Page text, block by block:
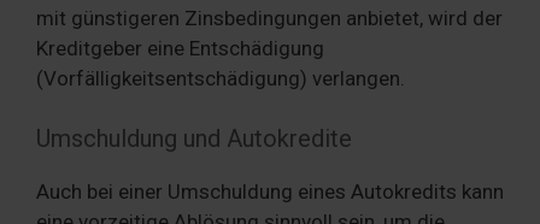
mit günstigeren Zinsbedingungen anbietet, wird der
Kreditgeber eine Entschädigung
(Vorfälligkeitsentschädigung) verlangen.
Umschuldung und Autokredite
Auch bei einer Umschuldung eines Autokredits kann